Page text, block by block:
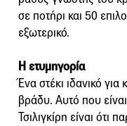
σε ποτήρι και 50
εξωτερικό.
H ετυμηγορία
Ένα στέκι ιδανικό
βράδυ. Αυτό που
Τσιλιγκίρη είναι ότι